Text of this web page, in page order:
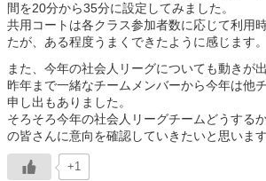
間を20分から35分に設定してみました。
共用コートは各クラス参加者数に応じて利用
たが、ある程度うまくできたように感じます。
また、今年の社会人リーグについても動きが
昨年まで一緒なチームメンバーから今年は他
申し出もありました。
そろそろ今年の社会人リーグチームどうする
の皆さんに意向を確認していきたいと思います
+1